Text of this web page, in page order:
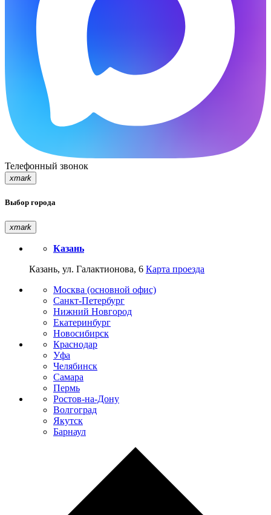
Телефонный звонок
xmark
Выбор города
xmark
Казань
Казань, ул. Галактионова, 6 Карта проезда
Москва (основной офис)
Санкт-Петербург
Нижний Новгород
Екатеринбург
Новосибирск
Краснодар
Уфа
Челябинск
Самара
Пермь
Ростов-на-Дону
Волгоград
Якутск
Барнаул